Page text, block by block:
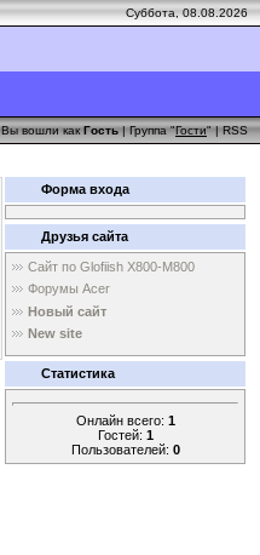
Суббота, 08.08.2026
Вы вошли какГость| Группа "Гости" |RSS
Форма входа
Друзья сайта
Сайт по Glofiish X800-M800
Форумы Acer
Новый сайт
New site
Статистика
Онлайн всего: 1
Гостей: 1
Пользователей: 0